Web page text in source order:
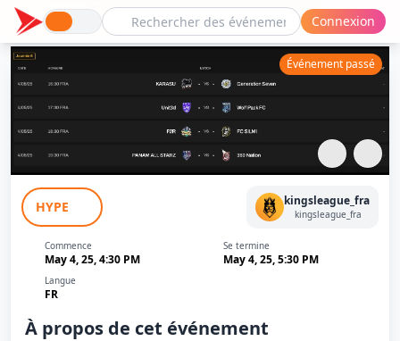
Connexion
F2R (Amine) vs FC Silmi (Domingo) - J6 -
Kings League France
Événement passé
HYPE kingsleague_fra
kingsleague_fra
Commence
May 4, 25, 4:30 PM
Se termine
May 4, 25, 5:30 PM
Langue
FR
À propos de cet événement